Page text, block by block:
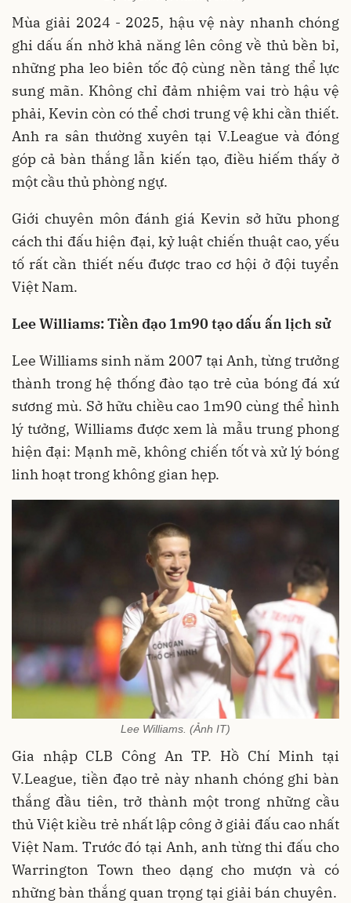
Mùa giải 2024 - 2025, hậu vệ này nhanh chóng
ghi dấu ấn nhờ khả năng lên công về thủ bền bỉ,
những pha leo biên tốc độ cùng nền tảng thể lực
sung mãn. Không chỉ đảm nhiệm vai trò hậu vệ
phải, Kevin còn có thể chơi trung vệ khi cần thiết.
Anh ra sân thường xuyên tại V.League và đóng
góp cả bàn thắng lẫn kiến tạo, điều hiếm thấy ở
một cầu thủ phòng ngự.
Giới chuyên môn đánh giá Kevin sở hữu phong
cách thi đấu hiện đại, kỷ luật chiến thuật cao, yếu
tố rất cần thiết nếu được trao cơ hội ở đội tuyển
Việt Nam.
Lee Williams: Tiền đạo 1m90 tạo dấu ấn lịch sử
Lee Williams sinh năm 2007 tại Anh, từng trưởng
thành trong hệ thống đào tạo trẻ của bóng đá xứ
sương mù. Sở hữu chiều cao 1m90 cùng thể hình
lý tưởng, Williams được xem là mẫu trung phong
hiện đại: Mạnh mẽ, không chiến tốt và xử lý bóng
linh hoạt trong không gian hẹp.
Lee Williams. (Ảnh IT)
Gia nhập CLB Công An TP. Hồ Chí Minh tại
V.League, tiền đạo trẻ này nhanh chóng ghi bàn
thắng đầu tiên, trở thành một trong những cầu
thủ Việt kiều trẻ nhất lập công ở giải đấu cao nhất
Việt Nam. Trước đó tại Anh, anh từng thi đấu cho
Warrington Town theo dạng cho mượn và có
những bàn thắng quan trọng tại giải bán chuyên.